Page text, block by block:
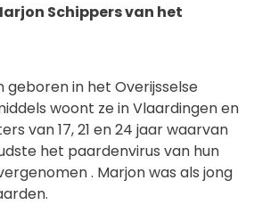
Schippers van het
geboren in het Overijsselse
woont ze in Vlaardingen en
van 17, 21 en 24 jaar waarvan
het paardenvirus van hun
. Marjon was als jong